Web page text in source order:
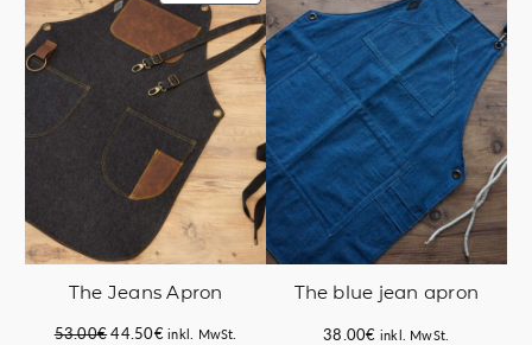
IM
ANGEBOT
The Jeans Apron
53.00€Ursprünglicher
44.50€Aktueller
inkl. MwSt.
The blue jean apron
38.00€ inkl. MwSt.